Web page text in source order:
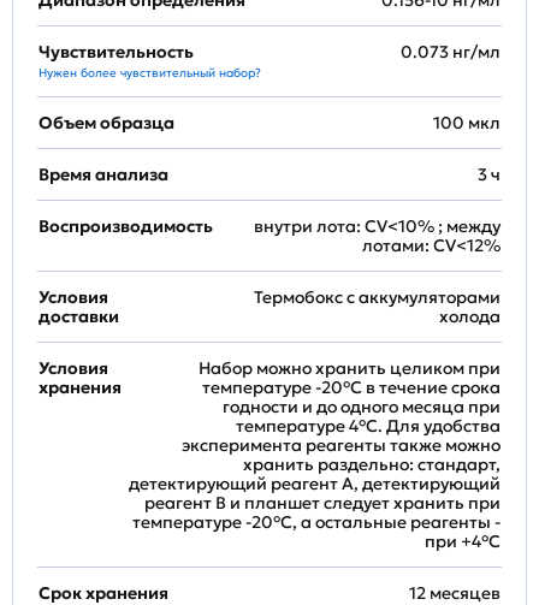
Чувствительность
Нужен более чувствительный набор?
0.073 нг/мл
Объем образца 100 мкл
Время анализа 3 ч
Воспроизводимость
внутри лота: CV<10% ; между
лотами: CV<12%
Условия
доставки
Термобокс с аккумуляторами
холода
Условия
хранения
Набор можно хранить целиком при
температуре -20°C в течение срока
годности и до одного месяца при
температуре 4°C. Для удобства
эксперимента реагенты также можно
хранить раздельно: стандарт,
детектирующий реагент A, детектирующий
реагент B и планшет следует хранить при
температуре -20°C, а остальные реагенты -
при +4°С
Срок хранения 12 месяцев